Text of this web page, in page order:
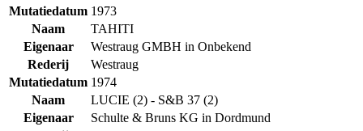
Mutatiedatum 1973
Naam
TAHITI
Eigenaar
Westraug GMBH in Onbekend
Rederij
Westraug
Mutatiedatum 1974
Naam
LUCIE (2) - S&B 37 (2)
Eigenaar
Schulte & Bruns KG in Dordmund